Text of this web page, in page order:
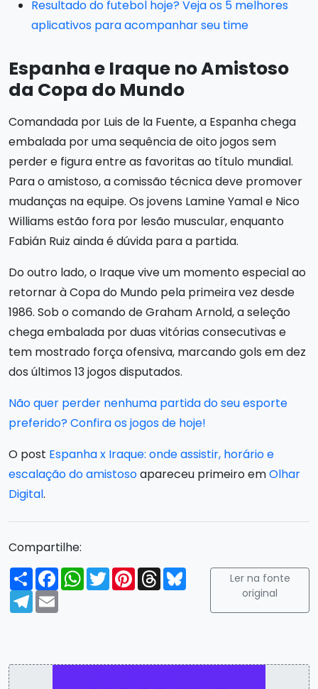
Resultado do futebol hoje? Veja os 5 melhores
aplicativos para acompanhar seu time
Espanha e Iraque no Amistoso
da Copa do Mundo
Comandada por Luis de la Fuente, a Espanha chega
embalada por uma sequência de oito jogos sem
perder e figura entre as favoritas ao título mundial.
Para o amistoso, a comissão técnica deve promover
mudanças na equipe. Os jovens Lamine Yamal e Nico
Williams estão fora por lesão muscular, enquanto
Fabián Ruiz ainda é dúvida para a partida.
Do outro lado, o Iraque vive um momento especial ao
retornar à Copa do Mundo pela primeira vez desde
1986. Sob o comando de Graham Arnold, a seleção
chega embalada por duas vitórias consecutivas e
tem mostrado força ofensiva, marcando gols em dez
dos últimos 13 jogos disputados.
Não quer perder nenhuma partida do seu esporte
preferido? Confira os jogos de hoje!
O post Espanha x Iraque: onde assistir, horário e
escalação do amistosoapareceu primeiro emOlhar
Digital.
Compartilhe:
Compartilhar
FacebookWhatsApp
TwitterPinterest
ThreadsBluesky
Telegram
Email
Ler na fonte
original